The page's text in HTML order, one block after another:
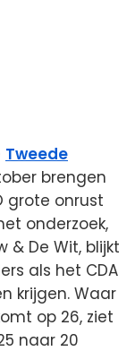
Tweede
brengen
grote onrust
onderzoek,
De Wit, blijkt
als het CDA
krijgen. Waar
op 26, ziet
naar 20